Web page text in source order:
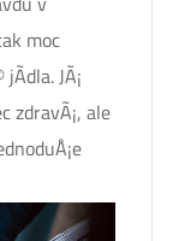
moc
JÃ¡
zdravÃ¡, ale